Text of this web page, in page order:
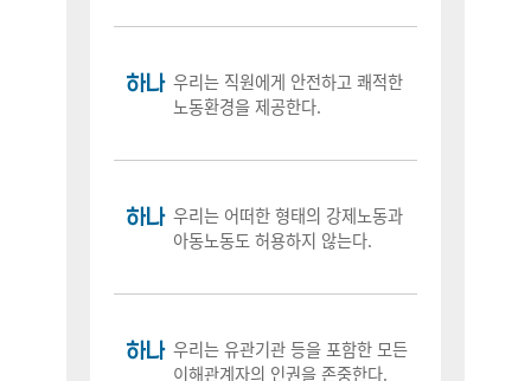
하나 우리는 직원에게 안전하고 쾌적한
노동환경을 제공한다.
하나 우리는 어떠한 형태의 강제노동과
아동노동도 허용하지 않는다.
하나 우리는 유관기관 등을 포함한 모든
이해관계자의 인권을 존중한다.